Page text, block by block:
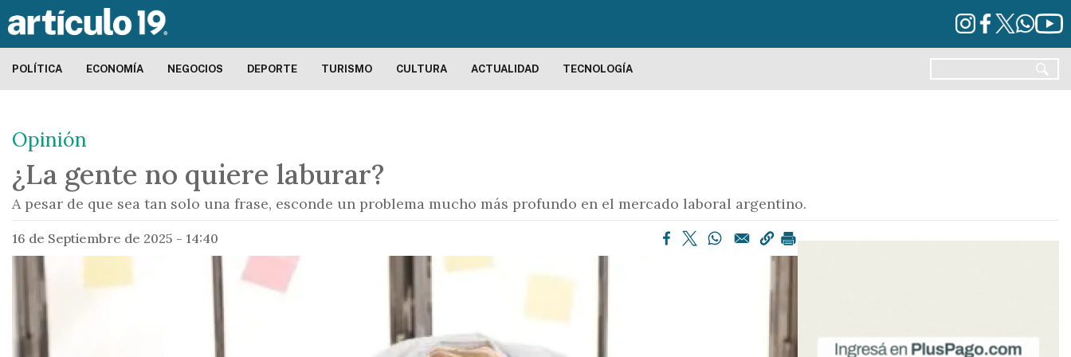
s
a
r
t
r
POLÍTICA ECONOMÍA NEGOCIOS DEPORTE TURISMO CULTURA ACTUALIDAD TECNOLOGÍA
Opinión
¿La gente no quiere laburar?
A pesar de que sea tan solo una frase, esconde un problema mucho más profundo en el mercado laboral argentino.
16 de Septiembre de 2025 - 14:40